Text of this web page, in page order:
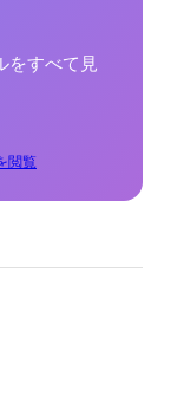
をすべて見
閲覧